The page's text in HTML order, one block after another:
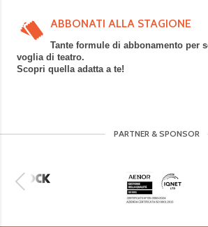
ABBONATI ALLA STAGIONE
Tante formule di abbonamento per
voglia di teatro.
Scopri quella adatta a te!
PARTNER & SPONSOR